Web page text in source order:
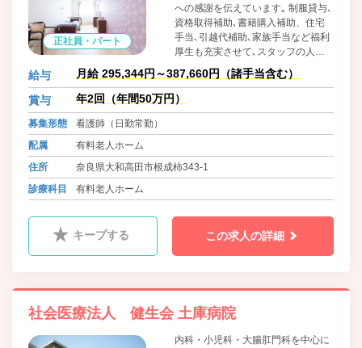
正社員・パート
への感謝を伝えています｡ 制服貸与､
資格取得補助､書籍購入補助、住宅
手当､引越代補助､家族手当など福利
厚生も充実させて､スタッフの人生
に寄りそえる会社を目指していま
す｡
給与 月給 295,344円～387,660円（諸手当含む）
賞与 年2回（年間50万円）
募集形態
看護師（日勤常勤）
配属
有料老人ホーム
住所
奈良県大和高田市根成柿343-1
診療科目
有料老人ホーム
キープする この求人の詳細
社会医療法人 健生会 土庫病院
内科・小児科・大腸肛門科を中心に